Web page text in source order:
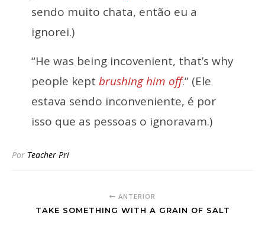
sendo muito chata, então eu a
ignorei.)
“He was being incovenient, that’s why
people kept brushing him off.” (Ele
estava sendo inconveniente, é por
isso que as pessoas o ignoravam.)
Por Teacher Pri
ANTERIOR
TAKE SOMETHING WITH A GRAIN OF SALT